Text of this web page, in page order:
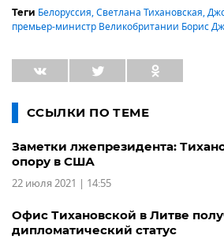
Теги Белоруссия,Светлана Тихановская,
премьер-министр Великобритании Борис
ССЫЛКИ ПО ТЕМЕ
Заметки лжепрезидента:
опору в США
22 июля 2021 | 14:55
Офис Тихановской в Литве
дипломатический статус